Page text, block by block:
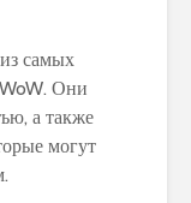
самых
Они
а также
могут